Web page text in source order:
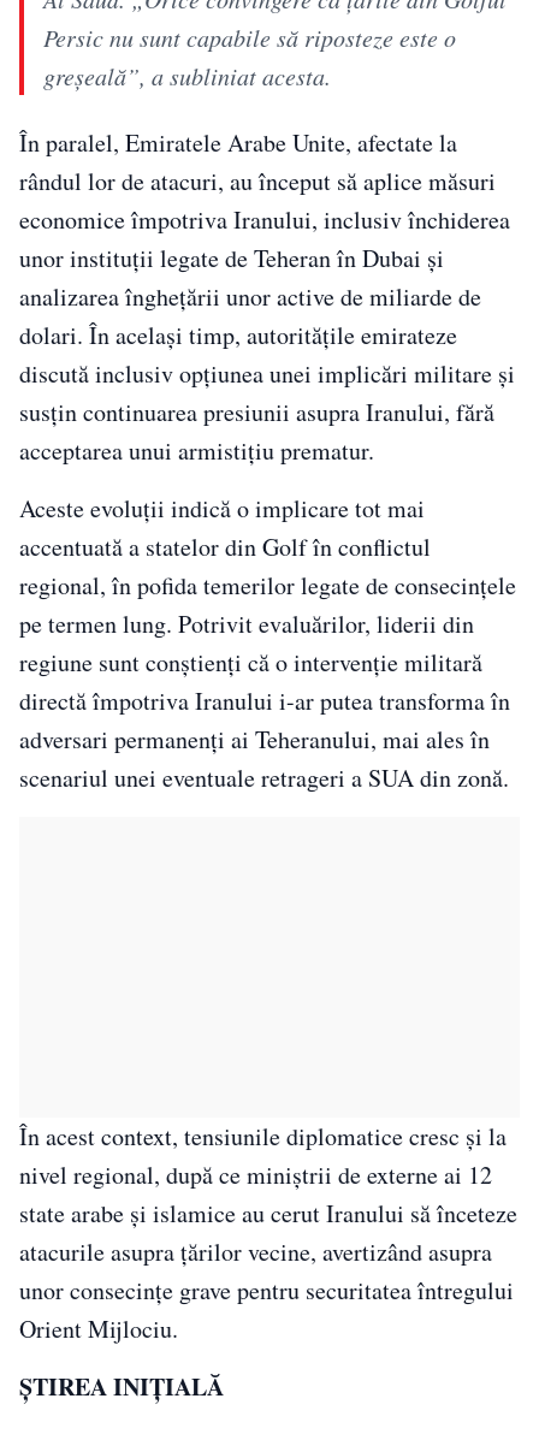
Persic nu sunt capabile să riposteze este o
greșeală”, a subliniat acesta.
În paralel, Emiratele Arabe Unite, afectate la
rândul lor de atacuri, au început să aplice măsuri
economice împotriva Iranului, inclusiv închiderea
unor instituții legate de Teheran în Dubai și
analizarea înghețării unor active de miliarde de
dolari. În același timp, autoritățile emirateze
discută inclusiv opțiunea unei implicări militare și
susțin continuarea presiunii asupra Iranului, fără
acceptarea unui armistițiu prematur.
Aceste evoluții indică o implicare tot mai
accentuată a statelor din Golf în conflictul
regional, în pofida temerilor legate de consecințele
pe termen lung. Potrivit evaluărilor, liderii din
regiune sunt conștienți că o intervenție militară
directă împotriva Iranului i-ar putea transforma în
adversari permanenți ai Teheranului, mai ales în
scenariul unei eventuale retrageri a SUA din zonă.
În acest context, tensiunile diplomatice cresc și la
nivel regional, după ce miniștrii de externe ai 12
state arabe și islamice au cerut Iranului să înceteze
atacurile asupra țărilor vecine, avertizând asupra
unor consecințe grave pentru securitatea întregului
Orient Mijlociu.
ȘTIREA INIȚIALĂ